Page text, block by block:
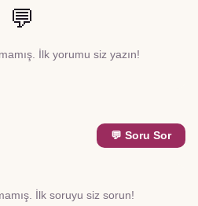
💬
İlk yorumu siz yazın!
💬 Soru Sor
İlk soruyu siz sorun!